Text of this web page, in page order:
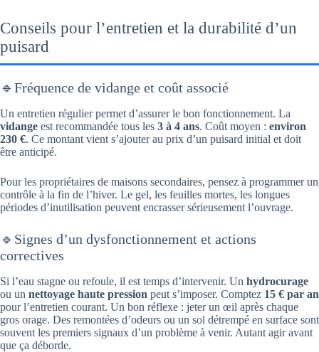
Conseils pour l’entretien et la durabilité d’un
puisard
🔹Fréquence de vidange et coût associé
Un entretien régulier permet d’assurer le bon fonctionnement. La
vidange est recommandée tous les 3 à 4 ans. Coût moyen : environ
230 €. Ce montant vient s’ajouter au prix d’un puisard initial et doit
être anticipé.
Pour les propriétaires de maisons secondaires, pensez à programmer un
contrôle à la fin de l’hiver. Le gel, les feuilles mortes, les longues
périodes d’inutilisation peuvent encrasser sérieusement l’ouvrage.
🔹Signes d’un dysfonctionnement et actions
correctives
Si l’eau stagne ou refoule, il est temps d’intervenir. Un hydrocurage
ou un nettoyage haute pression peut s’imposer. Comptez 15 € par an
pour l’entretien courant. Un bon réflexe : jeter un œil après chaque
gros orage. Des remontées d’odeurs ou un sol détrempé en surface sont
souvent les premiers signaux d’un problème à venir. Autant agir avant
que ça déborde.